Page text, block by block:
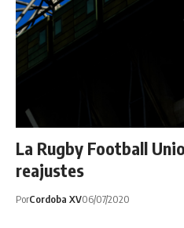
La Rugby Football
reajustes
PorCordoba XV06/07/2020